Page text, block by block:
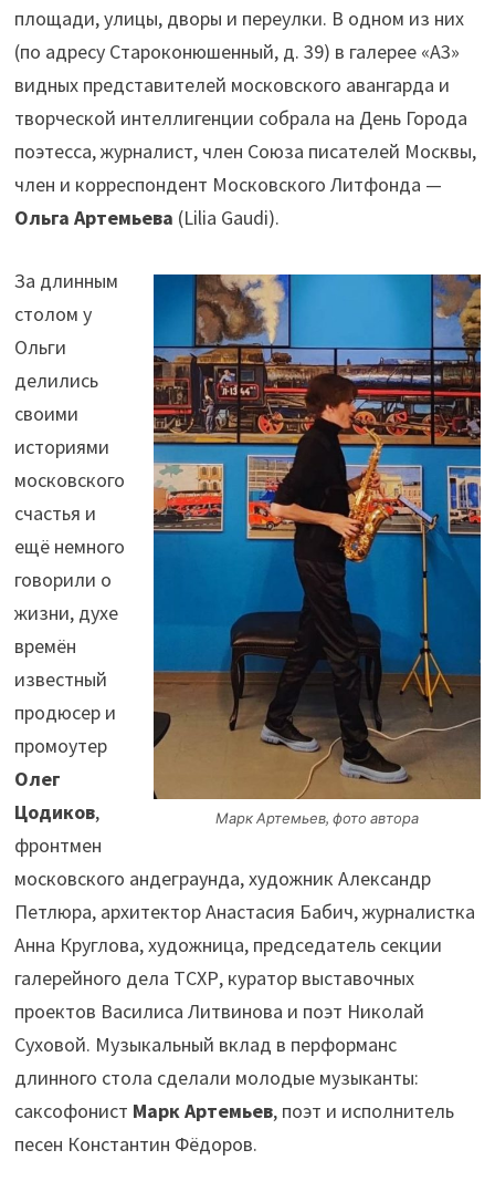
площади, улицы, дворы и переулки. В одном из них
(по адресу Староконюшенный, д. 39) в галерее «А3»
видных представителей московского авангарда и
творческой интеллигенции собрала на День Города
поэтесса, журналист, член Союза писателей Москвы,
член и корреспондент Московского Литфонда —
Ольга Артемьева (Lilia Gaudi).
Марк Артемьев, фото автора
За длинным
столом у
Ольги
делились
своими
историями
московского
счастья и
ещё немного
говорили о
жизни, духе
времён
известный
продюсер и
промоутер
Олег
Цодиков,
фронтмен
московского андеграунда, художник Александр
Петлюра, архитектор Анастасия Бабич, журналистка
Анна Круглова, художница, председатель секции
галерейного дела ТСХР, куратор выставочных
проектов Василиса Литвинова и поэт Николай
Суховой. Музыкальный вклад в перформанс
длинного стола сделали молодые музыканты:
саксофонист Марк Артемьев, поэт и исполнитель
песен Константин Фёдоров.